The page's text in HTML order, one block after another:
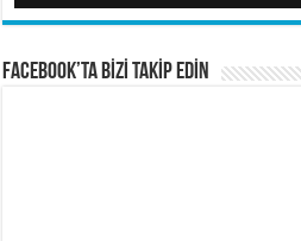
FACEBOOK’TA BİZİ TAKİP EDİN